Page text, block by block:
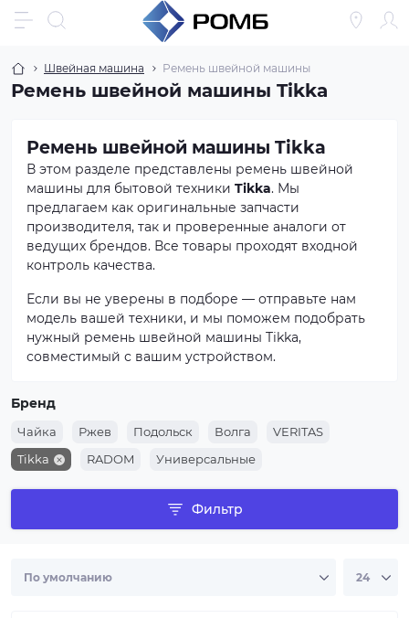
Швейная машина Ремень швейной машины
Ремень швейной машины Tikka
Ремень швейной машины Tikka
В этом разделе представлены ремень швейной
машины для бытовой техники Tikka. Мы
предлагаем как оригинальные запчасти
производителя, так и проверенные аналоги от
ведущих брендов. Все товары проходят входной
контроль качества.
Если вы не уверены в подборе — отправьте нам
модель вашей техники, и мы поможем подобрать
нужный ремень швейной машины Tikka,
совместимый с вашим устройством.
Бренд
Чайка Ржев Подольск Волга
VERITAS
Tikka
RADOM Универсальные
Фильтр